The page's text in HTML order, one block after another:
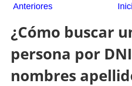
Anteriores
¿Cómo buscar
persona por
nombres